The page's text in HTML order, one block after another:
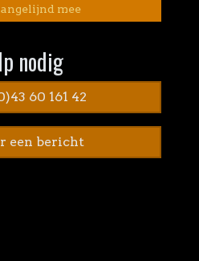
mee
nodig
60 161 42
een bericht